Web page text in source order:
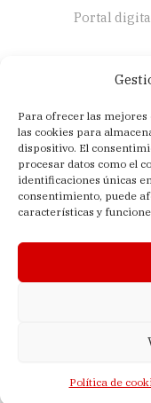
Para ofrecer las
las cookies para
dispositivo. El
procesar datos como el
identificaciones únicas
consentimiento, puede
características y
Política de
Portal
Artículos
Semana Santa
Nosotros
Acerca de
Política de privacidad
Política de cookies (UE)